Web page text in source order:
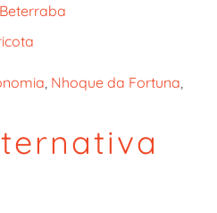
Nhoque da Fortuna